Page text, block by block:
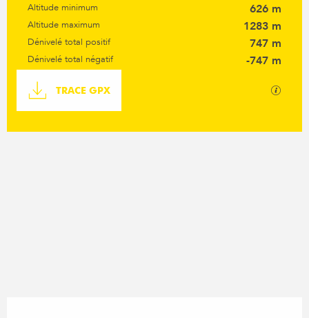
Altitude minimum 626 m
Altitude maximum 1283 m
Dénivelé total positif 747 m
Dénivelé total négatif
-747 m
Documentation
TRACE GPX